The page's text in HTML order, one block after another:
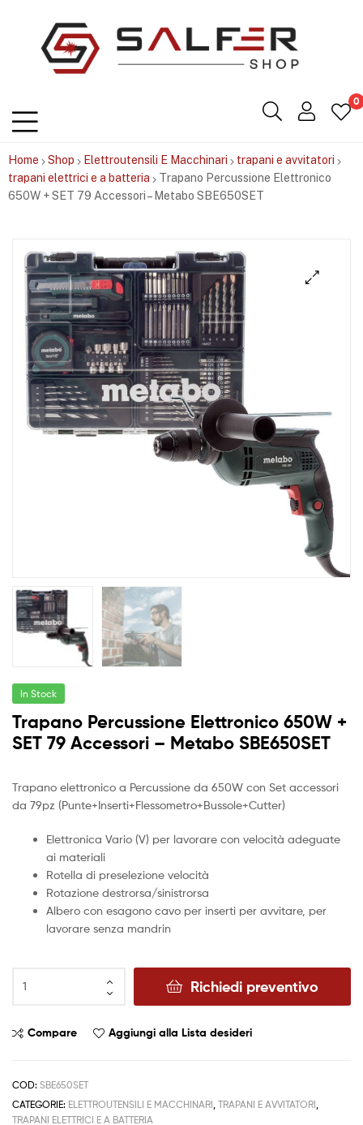
0
Home Shop Elettroutensili E Macchinari
trapani e avvitatori
trapani elettrici e a batteria
Trapano Percussione Elettronico
650W + SET 79 Accessori – Metabo SBE650SET
In Stock
Trapano Percussione Elettronico 650W +
SET 79 Accessori – Metabo SBE650SET
Trapano elettronico a Percussione da 650W con Set accessori
da 79pz (Punte+Inserti+Flessometro+Bussole+Cutter)
Elettronica Vario (V) per lavorare con velocità adeguate
ai materiali
Rotella di preselezione velocità
Rotazione destrorsa/sinistrorsa
Albero con esagono cavo per inserti per avvitare, per
lavorare senza mandrin
Richiedi preventivo
Compare Aggiungi alla Lista desideri
COD: SBE650SET
CATEGORIE: ELETTROUTENSILI E MACCHINARI TRAPANI E AVVITATORI
TRAPANI ELETTRICI E A BATTERIA